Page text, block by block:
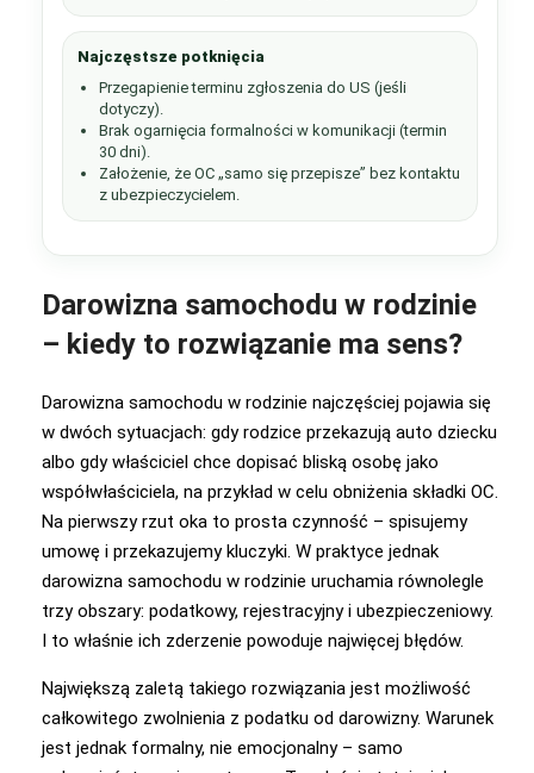
Najczęstsze potknięcia
Przegapienie terminu zgłoszenia do US (jeśli
dotyczy).
Brak ogarnięcia formalności w komunikacji (termin
30 dni).
Założenie, że OC „samo się przepisze” bez kontaktu
z ubezpieczycielem.
Darowizna samochodu w rodzinie
– kiedy to rozwiązanie ma sens?
Darowizna samochodu w rodzinie najczęściej pojawia się
w dwóch sytuacjach: gdy rodzice przekazują auto dziecku
albo gdy właściciel chce dopisać bliską osobę jako
współwłaściciela, na przykład w celu obniżenia składki OC.
Na pierwszy rzut oka to prosta czynność – spisujemy
umowę i przekazujemy kluczyki. W praktyce jednak
darowizna samochodu w rodzinie uruchamia równolegle
trzy obszary: podatkowy, rejestracyjny i ubezpieczeniowy.
I to właśnie ich zderzenie powoduje najwięcej błędów.
Największą zaletą takiego rozwiązania jest możliwość
całkowitego zwolnienia z podatku od darowizny. Warunek
jest jednak formalny, nie emocjonalny – samo